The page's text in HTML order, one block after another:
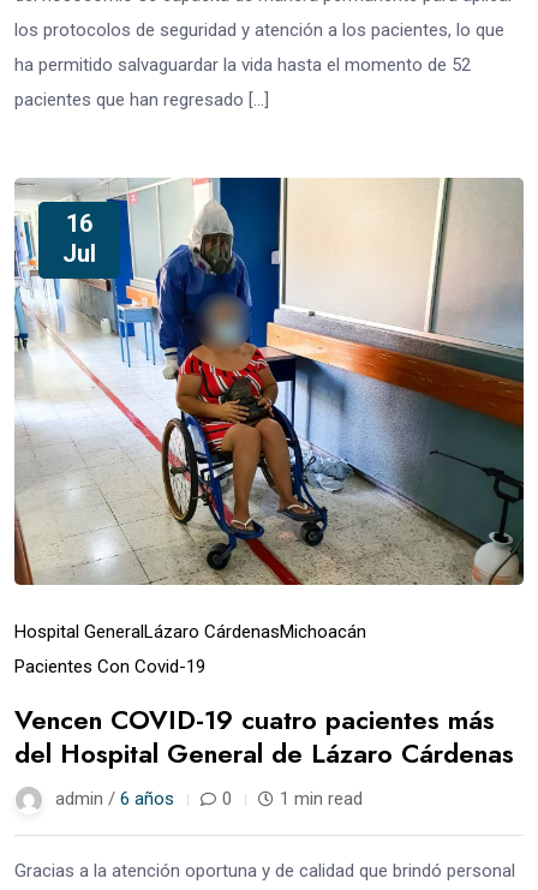
los protocolos de seguridad y atención a los pacientes, lo que
ha permitido salvaguardar la vida hasta el momento de 52
pacientes que han regresado […]
16
Jul
Hospital GeneralLázaro CárdenasMichoacán
Pacientes Con Covid-19
Vencen COVID-19 cuatro pacientes más
del Hospital General de Lázaro Cárdenas
admin / 6 años 0 1 min read
Gracias a la atención oportuna y de calidad que brindó personal